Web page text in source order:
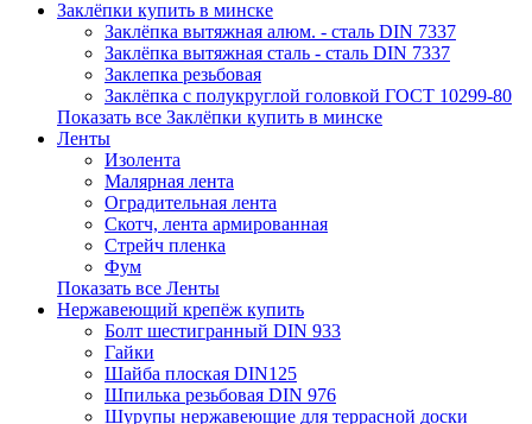
Заклёпки купить в минске
Заклёпка вытяжная алюм. - сталь DIN 7337
Заклёпка вытяжная сталь - сталь DIN 7337
Заклепка резьбовая
Заклёпка с полукруглой головкой ГОСТ 10299-80
Показать все Заклёпки купить в минске
Ленты
Изолента
Малярная лента
Оградительная лента
Скотч, лента армированная
Стрейч пленка
Фум
Показать все Ленты
Нержавеющий крепёж купить
Болт шестигранный DIN 933
Гайки
Шайба плоская DIN125
Шпилька резьбовая DIN 976
Шурупы нержавеющие для террасной доски